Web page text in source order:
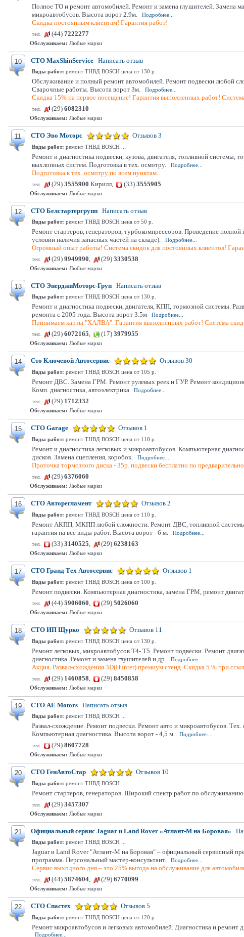
Полное ТО и ремонт автомобилей. Ремонт и замена глушителей. Замена
микроавтобусов. Высота ворот 2.9м.
Подробнее...
Скидка постоянным клиентам! Гарантия работ!
тел. (44) 7222277
Обслуживаем: Любые марки
10 СТО MaxShinService Написать отзыв
Виды работ: ремонт ТНВД BOSCH цена от 130 р.
Обслуживание и полный ремонт автомобилей. Ремонт подвески любой
Сварочные работы. Высота ворот 3м.
Подробнее...
Скидка 15% на первое посещение! Гарантия выполненных работ!
тел. (29) 6082310
Обслуживаем: Любые марки
11 СТО Эво Моторс Отзывов 3
Виды работ: ремонт ТНВД BOSCH ...
Ремонт и диагностика подвески, кузова, двигателя, топливной
выхлопных систем. Подготовка в тех. осмотру.
Подробнее...
Подготовка к тех. осмотру по всем пунктам.
тел. (29) 3555900 Кирилл, (33) 3555905
Обслуживаем: Любые марки
12 СТО Белстартергрупп Написать отзыв
Виды работ: ремонт ТНВД BOSCH цена от 50 р.
Ремонт стартеров, генераторов, турбокомпрессоров. Проведение
условии наличия запасных частей на складе).
Подробнее...
Огромный опыт работы! Система скидок для постоянных клиентов!
тел. (29) 9949990, (29) 3330538
Обслуживаем: Любые марки
13 СТО ЭнерджиМоторс-Груп Написать отзыв
Виды работ: ремонт ТНВД BOSCH цена от 130 р.
Ремонт и диагностика подвески, двигателя, КПП, тормозной системы.
ремонта с 2005 года. Высота ворот 3.5м
Подробнее...
Принимаем карты "ХАЛВА". Гарантия выполненных работ! Система
тел. (29) 6072165, (17) 3979955
Обслуживаем: Любые марки
14 Сто Ключевой Автосервис Отзывов 30
Виды работ: ремонт ТНВД BOSCH цена от 105 р.
Ремонт ДВС. Замена ГРМ. Ремонт рулевых реек и ГУР. Ремонт
Комп. диагностика, автоэлектрика
Подробнее...
тел.
(29) 1712332
Обслуживаем: Любые марки
15 СТО Garage Отзывов 1
Виды работ: ремонт ТНВД BOSCH цена от 110 р.
Ремонт и диагностика легковых и микроавтобусов. Компьютерная
дисков. Замена сцепления, коробок.
Подробнее...
Проточка тормозного диска - 35р. подвески бесплатно по
тел. (29) 6376060
Обслуживаем: Любые марки
16 СТО Авторегламент Отзывов 2
Виды работ: ремонт ТНВД BOSCH цена от 110 р.
Ремонт АКПП, МКПП любой сложности. Ремонт ДВС, топливной системы.
гарантия на все виды работ. Высота ворот - 6 м.
Подробнее...
тел.
(33) 3140525, (29) 6238163
Обслуживаем: Любые марки
17 СТО Гранд Тех Автосервис Отзывов 1
Виды работ: ремонт ТНВД BOSCH цена от 100 р.
Ремонт подвески. Компьютерная диагностика, замена ГРМ, ремонт
тел.
(44) 5906060, (29) 5026060
Обслуживаем: Любые марки
18 СТО ИП Щурко Отзывов 11
Виды работ: ремонт ТНВД BOSCH цена от 130 р.
Ремонт легковых, микроавтобусов Т4- Т5. Ремонт подвески. Ремонт
диагностика. Ремонт и замена глушителей и др.
Подробнее...
Акция. Развал-схождения 3D(Hunter) премиум стенд. Скидка 5 % при
тел. (29) 1460858, (29) 8450858
Обслуживаем: Любые марки
19 СТО АЕ Моtors Написать отзыв
Виды работ: ремонт ТНВД BOSCH ...
Развал-схождение. Ремонт подвески. Ремонт авто и микроавтобусов.
Компьютерная диагностика. Высота ворот - 4,5 м.
Подробнее...
тел.
(29) 8607728
Обслуживаем: Любые марки
20 СТО ГенАвтоСтар Отзывов 10
Виды работ: ремонт ТНВД BOSCH ...
Ремонт стартеров, генераторов. Широкий спектр работ по
тел.
(29) 3457307
Обслуживаем: Любые марки
21 Официальный сервис Jaguar и Land Rover «Атлант-М на Боровая»
Виды работ: ремонт ТНВД BOSCH ...
Jaguar и Land Rover "Атлант-М на Боровая" – официальный сервисный
программа. Персональный мастер-консультант.
Подробнее...
Сервис выходного дня – это 25% выгода на обслуживание для
тел. (44) 5874604, (29) 6770099
Обслуживаем: Любые марки
22 СТО Спастех Отзывов 5
Виды работ: ремонт ТНВД BOSCH цена от 120 р.
Ремонт микроавтобусов и легковых автомобилей. Диагностика и
Подробнее...